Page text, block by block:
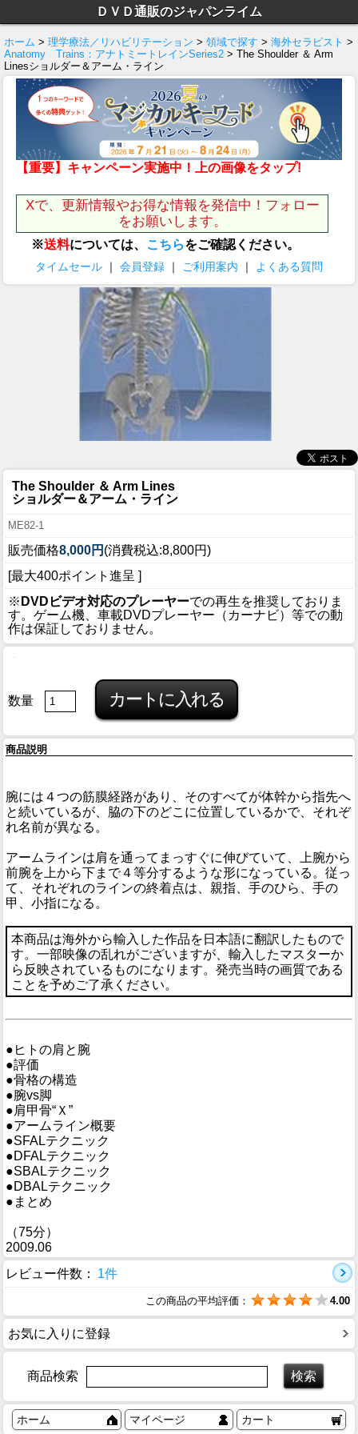
ＤＶＤ通販のジャパンライム
ホーム > 理学療法／リハビリテーション > 領域で探す > 海外セラピスト >
Anatomy Trains：アナトミートレインSeries2 > The Shoulder ＆ Arm
Linesショルダー＆アーム・ライン
【重要】キャンペーン実施中！上の画像をタップ!
Xで、更新情報やお得な情報を発信中！フォロー
をお願いします。
※送料については、 こちらをご確認ください。
タイムセール ｜ 会員登録 ｜ ご利用案内 ｜ よくある質問
The Shoulder ＆ Arm Lines
ショルダー＆アーム・ライン
ME82-1
販売価格8,000円 (消費税込:8,800円)
[最大400ポイント進呈 ]
※ DVDビデオ対応のプレーヤーでの再生を推奨しておりま
す。ゲーム機、車載DVDプレーヤー（カーナビ）等での動
作は保証しておりません。
数量
商品説明
腕には４つの筋膜経路があり、そのすべてが体幹から指先へ
と続いているが、脇の下のどこに位置しているかで、それぞ
れ名前が異なる。
アームラインは肩を通ってまっすぐに伸びていて、上腕から
前腕を上から下まで４等分するような形になっている。従っ
て、それぞれのラインの終着点は、親指、手のひら、手の
甲、小指になる。
本商品は海外から輸入した作品を日本語に翻訳したもので
す。一部映像の乱れがございますが、輸入したマスターか
ら反映されているものになります。発売当時の画質である
ことを予めご了承ください。
●ヒトの肩と腕
●評価
●骨格の構造
●腕vs脚
●肩甲骨“Ｘ”
●アームライン概要
●SFALテクニック
●DFALテクニック
●SBALテクニック
●DBALテクニック
●まとめ
（75分）
2009.06
レビュー件数：
1件
この商品の平均評価： 4.00
お気に入りに登録
商品検索
ホーム マイページ カート